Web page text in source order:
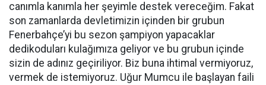
canımla kanımla her şeyimle destek vereceğim. Fakat
son zamanlarda devletimizin içinden bir grubun
Fenerbahçe’yi bu sezon şampiyon yapacaklar
dedikoduları kulağımıza geliyor ve bu grubun içinde
sizin de adınız geçiriliyor. Biz buna ihtimal vermiyoruz,
vermek de istemiyoruz. Uğur Mumcu ile başlayan faili